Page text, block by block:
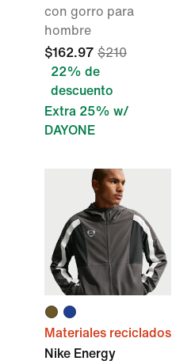
con gorro para
hombre
$162.97 $210
22% de
descuento
Extra 25% w/
DAYONE
Materiales reciclados
Nike Energy